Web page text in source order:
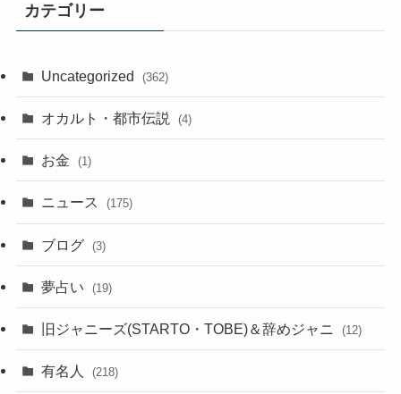
カテゴリー
Uncategorized (362)
オカルト・都市伝説 (4)
お金 (1)
ニュース (175)
ブログ (3)
夢占い (19)
旧ジャニーズ(STARTO・TOBE)＆辞めジャニ (12)
有名人 (218)